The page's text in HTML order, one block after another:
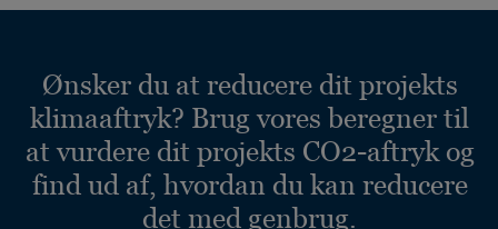
Ønsker du at reducere dit projekts
klimaaftryk? Brug vores beregner til
at vurdere dit projekts CO2-aftryk og
find ud af, hvordan du kan reducere
det med genbrug.